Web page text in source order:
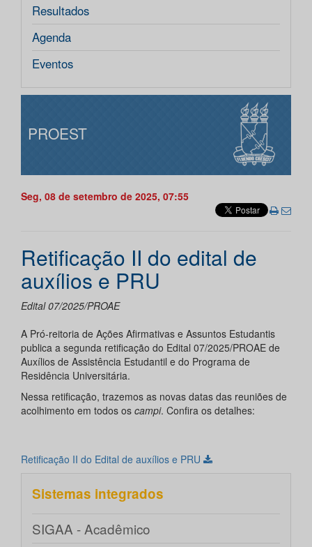
Resultados
Agenda
Eventos
PROEST
Seg, 08 de setembro de 2025, 07:55
Retificação II do edital de
auxílios e PRU
Edital 07/2025/PROAE
A Pró-reitoria de Ações Afirmativas e Assuntos Estudantis
publica a segunda retificação do Edital 07/2025/PROAE de
Auxílios de Assistência Estudantil e do Programa de
Residência Universitária.
Nessa retificação, trazemos as novas datas das reuniões de
acolhimento em todos os campi. Confira os detalhes:
Retificação II do Edital de auxílios e PRU
Sistemas integrados
SIGAA - Acadêmico